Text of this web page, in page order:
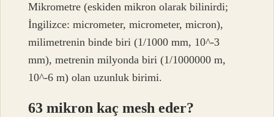
Mikrometre (eskiden mikron olarak bilinirdi;
İngilizce: micrometer, micrometer, micron),
milimetrenin binde biri (1/1000 mm, 10^-3
mm), metrenin milyonda biri (1/1000000 m,
10^-6 m) olan uzunluk birimi.
63 mikron kaç mesh eder?